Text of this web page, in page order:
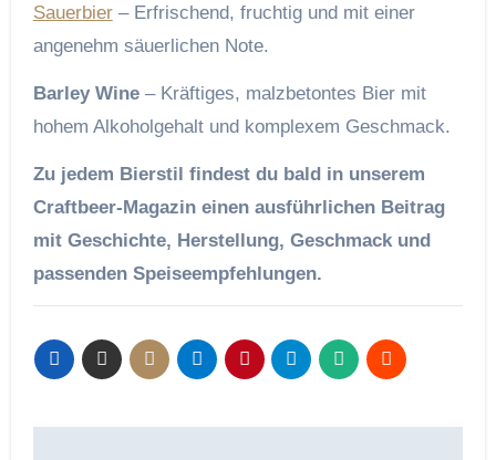
Sauerbier– Erfrischend, fruchtig und mit einer
angenehm säuerlichen Note.
Barley Wine– Kräftiges, malzbetontes Bier mit
hohem Alkoholgehalt und komplexem Geschmack.
Zu jedem Bierstil findest du bald in unserem
Craftbeer-Magazin einen ausführlichen Beitrag
mit Geschichte, Herstellung, Geschmack und
passenden Speiseempfehlungen.